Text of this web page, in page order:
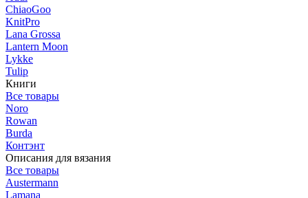
ChiaoGoo
KnitPro
Lana Grossa
Lantern Moon
Lykke
Tulip
Книги
Все товары
Noro
Rowan
Burda
Контэнт
Описания для вязания
Все товары
Austermann
Lamana